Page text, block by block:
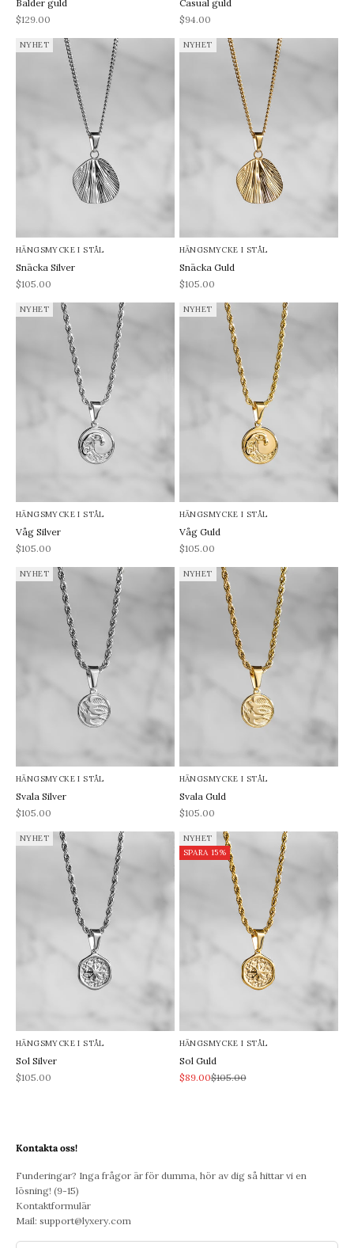
Balder guld
REA-pris
$129.00
Casual guld
REA-pris
$94.00
NYHET
HÄNGSMYCKE I STÅL
Snäcka Silver
REA-pris
$105.00
NYHET
HÄNGSMYCKE I STÅL
Snäcka Guld
REA-pris
$105.00
NYHET
HÄNGSMYCKE I STÅL
Våg Silver
REA-pris
$105.00
NYHET
HÄNGSMYCKE I STÅL
Våg Guld
REA-pris
$105.00
NYHET
HÄNGSMYCKE I STÅL
Svala Silver
REA-pris
$105.00
NYHET
HÄNGSMYCKE I STÅL
Svala Guld
REA-pris
$105.00
NYHET
HÄNGSMYCKE I STÅL
Sol Silver
REA-pris
$105.00
NYHET
SPARA 15%
HÄNGSMYCKE I STÅL
Sol Guld
REA-pris
$89.00Pris
$105.00
Kontakta oss!
Funderingar? Inga frågor är för dumma, hör av dig så hittar vi en
lösning! (9-15)
Kontaktformulär
Mail: support@lyxery.com